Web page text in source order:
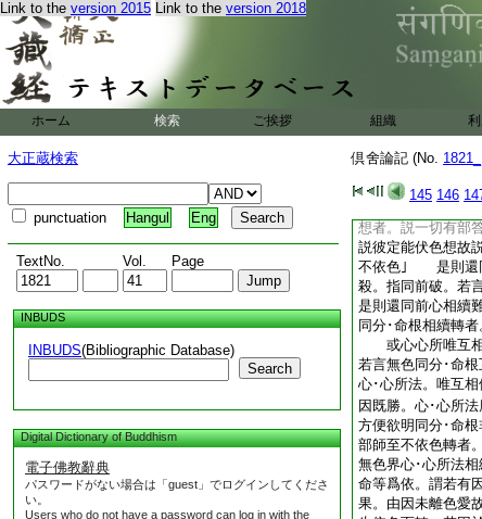
Link to the version 2015 Link to the version 2018
ホーム 検索 ご挨拶 組織
大正蔵検索
punctuation Hangul Eng
TextNo. Vol. Page
INBUDS
INBUDS(Bibliographic Database)
Search
Digital Dictionary of Buddhism
電子佛教辭典
パスワードがない場合は「guest」でログインしてくださ
い。
Users who do not have a password can log in with the
倶舍論記 (No. 1821_
145 146
生故彼二強。由
伏色故不依色但
至何用別依者。論
依。何用 7 別同
何爲依者。論主問
色轉。無色此二以
此二更互相依而
分･命根更互相依
者。論主難｣ 有色
切有部答。劣不
想者。説一切有部
説彼定能伏色想故
不依色｣ 是則還
殺。指同前破。若
是則還同前心相續
同分･命根相續轉
或心心所唯互相
若言無色同分･命
心･心所法。唯互
因既勝。心･心所法
方便欲明同分･命
部師至不依色轉者
無色界心･心所法
命等爲依。謂若有
果。由因未離色愛